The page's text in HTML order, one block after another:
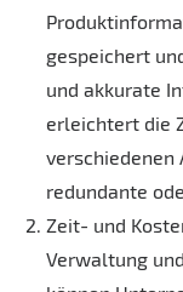
gespeichert
und akkurate
erleichtert die
verschiedenen
redundante
Zeit- und
Verwaltung